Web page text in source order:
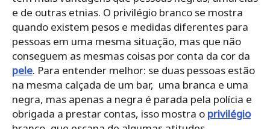
e de outras etnias. O privilégio branco se mostra
quando existem pesos e medidas diferentes para
pessoas em uma mesma situação, mas que não
conseguem as mesmas coisas por conta da cor da
pele. Para entender melhor: se duas pessoas estão
na mesma calçada de um bar, uma branca e uma
negra, mas apenas a negra é parada pela polícia e
obrigada a prestar contas, isso mostra o privilégio